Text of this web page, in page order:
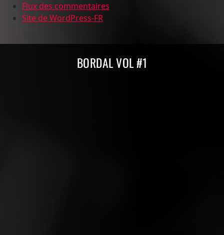
Flux des commentaires
Site de WordPress-FR
BORDAL VOL #1